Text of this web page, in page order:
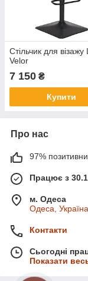
Стільчик для візажу
Velor
7 150 ₴
Купити
Про нас
97%
Працює з
м. Одеса
Одеса, Україна
Контакти
Сьогодні
Показати